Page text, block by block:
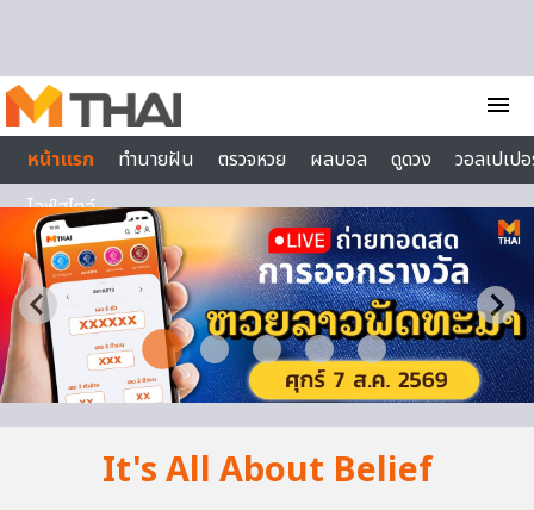
menu
หน้าแรก
ทำนายฝัน ตรวจหวย ผลบอล ดูดวง
วอลเปเป
ไลฟ์สไตล์
It's All About Belief